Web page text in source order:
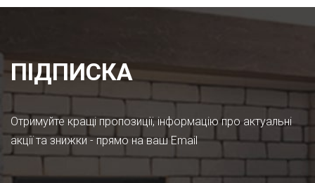
ПІДПИСКА
Отримуйте кращі пропозиції, інформацію про актуальні
акції та знижки - прямо на ваш Email